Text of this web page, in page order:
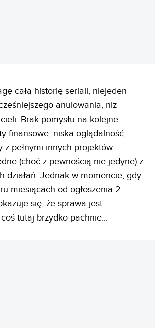
całą historię seriali, niejeden
anulowania, niż
Brak pomysłu na kolejne
finansowe, niska oglądalność,
z pełnymi innych projektów
(choć z pewnością nie jedyne) z
działań. Jednak w momencie, gdy
miesiącach od ogłoszenia 2.
się, że sprawa jest
tutaj brzydko pachnie...